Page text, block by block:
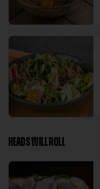
HEADS WILL ROLL